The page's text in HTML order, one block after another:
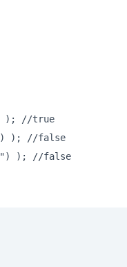
); //true
5) ); //false
); //false